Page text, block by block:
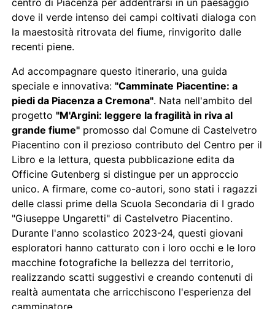
dove il verde intenso dei campi coltivati dialoga con
la maestosità ritrovata del fiume, rinvigorito dalle
recenti piene.
Ad accompagnare questo itinerario, una guida
speciale e innovativa:"Camminate Piacentine: a
piedi da Piacenza a Cremona". Nata nell'ambito del
progetto"M'Argini: leggere la fragilità in riva al
grande fiume" promosso dal Comune di Castelvetro
Piacentino con il prezioso contributo del Centro per il
Libro e la lettura, questa pubblicazione edita da
Officine Gutenberg si distingue per un approccio
unico. A firmare, come co-autori, sono stati i ragazzi
delle classi prime della Scuola Secondaria di I grado
"Giuseppe Ungaretti" di Castelvetro Piacentino.
Durante l'anno scolastico 2023-24, questi giovani
esploratori hanno catturato con i loro occhi e le loro
macchine fotografiche la bellezza del territorio,
realizzando scatti suggestivi e creando contenuti di
realtà aumentata che arricchiscono l'esperienza del
camminatore.